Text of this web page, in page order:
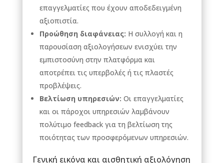
επαγγελματίες που έχουν αποδεδειγμένη
αξιοπιστία.
Προώθηση διαφάνειας: Η συλλογή και η
παρουσίαση αξιολογήσεων ενισχύει την
εμπιστοσύνη στην πλατφόρμα και
αποτρέπει τις υπερβολές ή τις πλαστές
προβλέψεις.
Βελτίωση υπηρεσιών: Οι επαγγελματίες
και οι πάροχοι υπηρεσιών λαμβάνουν
πολύτιμο feedback για τη βελτίωση της
ποιότητας των προσφερόμενων υπηρεσιών.
Γενική εικόνα και αισθητική αξιολόγηση